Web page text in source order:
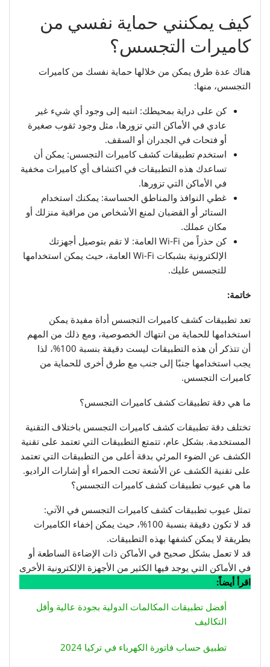
كيف يمكنني حماية نفسي من
كاميرات التجسس؟
هناك عدة طرق يمكن من خلالها حماية نفسك من كاميرات
التجسس، منها:
كن على دراية بمحيطك: انتبه إلى وجود أي شيء غير
عادي في الأماكن التي تزورها، مثل وجود ثقوب صغيرة
أو فتحات في الجدران أو السقف.
استخدم تطبيقات كشف كاميرات التجسس: يمكن أن
تساعدك هذه التطبيقات في اكتشاف أي كاميرات مخفية
في الأماكن التي تزورها.
غطي النوافذ والمناطق الحساسة: يمكنك استخدام
الستائر أو القضبان لمنع الأشخاص من مراقبة منزلك أو
مكان عملك.
كن حذراً من Wi-Fi العامة: لا تقم بتوصيل أجهزتك
الإلكترونية بشبكات Wi-Fi العامة، حيث يمكن استخدامها
للتجسس عليك.
خاتمة:
تعد تطبيقات كشف كاميرات التجسس أداة مفيدة يمكن
استخدامها للحماية من انتهاك الخصوصية، ومع ذلك من المهم
أن تتذكر أن هذه التطبيقات ليست دقيقة بنسبة 100%، لذا
يجب استخدامها جنبًا إلى جنب مع طرق أخرى للحماية من
كاميرات التجسس.
ما هي دقة تطبيقات كشف كاميرات التجسس؟
تختلف دقة تطبيقات كشف كاميرات التجسس باختلاف التقنية
المستخدمة. بشكل عام، تتمتع التطبيقات التي تعتمد على تقنية
الكشف عن الضوء المرئي بدقة أعلى من التطبيقات التي تعتمد
على تقنية الكشف عن الأشعة تحت الحمراء أو إشارات الراديو.
ما هي عيوب تطبيقات كشف كاميرات التجسس؟
تمثل عيوب تطبيقات كشف كاميرات التجسس في الآتي:
قد لا تكون دقيقة بنسبة 100%، حيث يمكن إخفاء الكاميرات
بطريقة لا يمكن كشفها بهذه التطبيقات.
قد لا تعمل بشكل صحيح في الأماكن ذات الإضاءة الساطعة أو
في الأماكن التي يوجد فيها الكثير من الأجهزة الإلكترونية الأخرى
اقرأ أيضاً:
أفضل تطبيقات المكالمات الدولية بجودة عالية وأقل
التكاليف
تطبيق حساب فاتورة الكهرباء في تركيا 2024